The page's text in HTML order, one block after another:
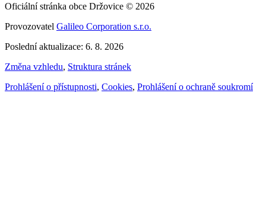
Oficiální stránka obce Držovice © 2026
Provozovatel Galileo Corporation s.r.o.
Poslední aktualizace: 6. 8. 2026
Změna vzhledu, Struktura stránek
Prohlášení o přístupnosti, Cookies, Prohlášení o ochraně soukromí